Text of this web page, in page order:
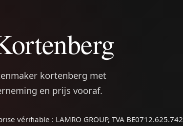
kortenberg met
en prijs vooraf.
vérifiable : LAMRO GROUP, TVA BE0712.625.742